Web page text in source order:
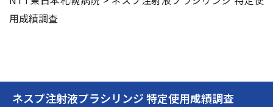
採用情報
交通アクセス お問い合わせ
ネスプ注射液プラシリンジ 特定使用成績調査
用成績調査